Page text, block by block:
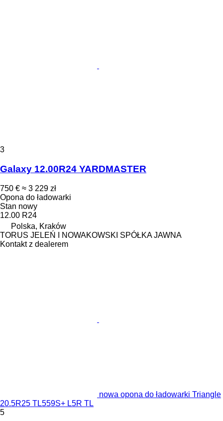
3
Galaxy 12.00R24 YARDMASTER
750 € ≈ 3 229 zł
Opona do ładowarki
Stan nowy
12.00 R24
Polska, Kraków
TORUS JELEŃ I NOWAKOWSKI SPÓŁKA JAWNA
Kontakt z dealerem
nowa opona do ładowarki Triangle
20.5R25 TL559S+ L5R TL
5